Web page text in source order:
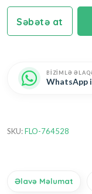
Səbətə at
BİZİMLƏ
WhatsApp
SKU:FLO-764528
Əlavə Məlumat